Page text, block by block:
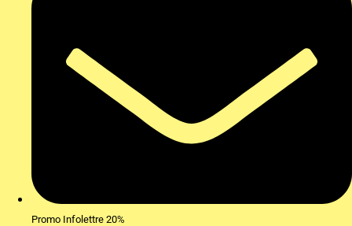
Promo Infolettre 20%